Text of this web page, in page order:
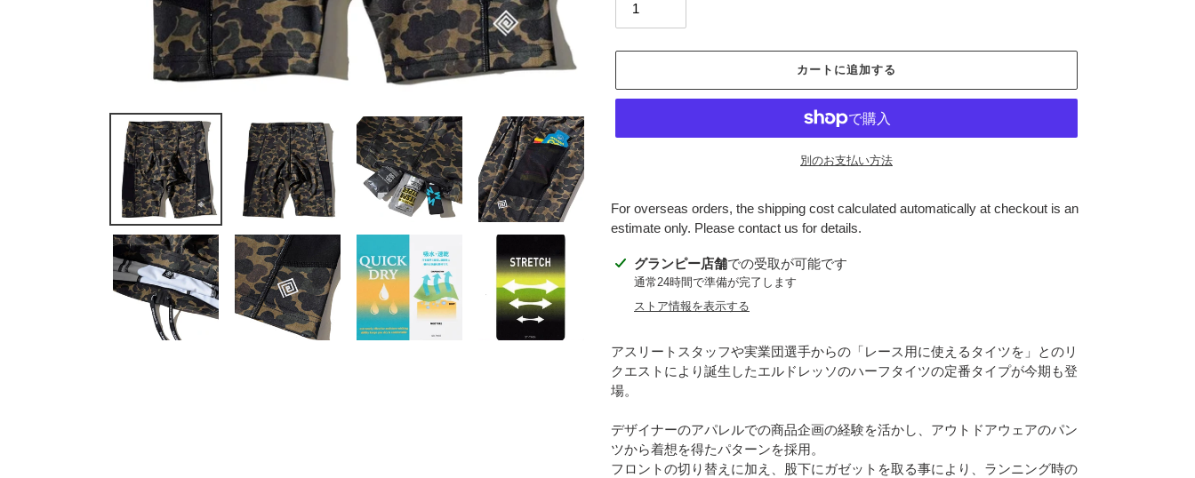
カートに追加する
別のお支払い方法
For overseas orders, the shipping cost calculated automatically at checkout is an
estimate only. Please contact us for details.
カ
品
を
追
す
る
グランピー店舗での受取が可能です
通常24時間で準備が完了します
ストア情報を表示する
アスリートスタッフや実業団選手からの「レース用に使えるタイツを」とのリ
クエストにより誕生したエルドレッソのハーフタイツの定番タイプが今期も登
場。
デザイナーのアパレルでの商品企画の経験を活かし、アウトドアウェアのパン
ツから着想を得たパターンを採用。
フロントの切り替えに加え、股下にガゼットを取る事により、ランニング時の